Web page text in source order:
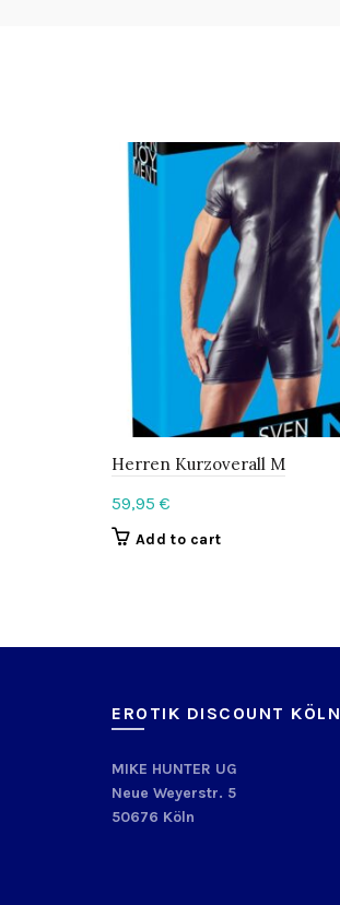
Herren Kurzoverall M
59,95 €
Add to cart
EROTIK DISCOUNT KÖLN
MIKE HUNTER UG
Neue Weyerstr. 5
50676 Köln